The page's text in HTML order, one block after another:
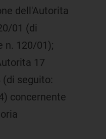
dell'Autorita
01 (di
n. 120/01);
17
(di seguito:
concernente